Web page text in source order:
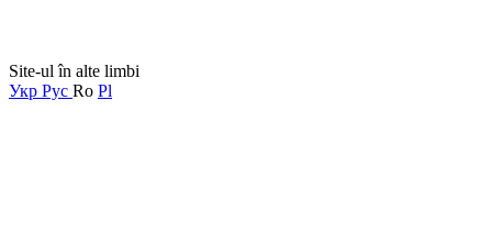
Site-ul în alte limbi
Укр Рус Ro Pl